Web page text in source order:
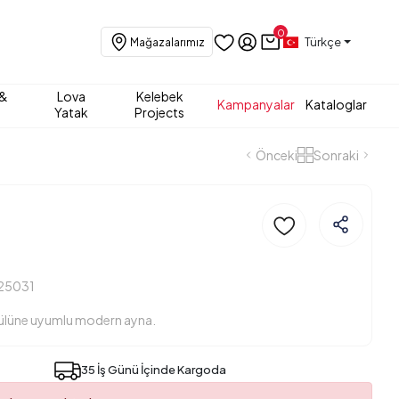
Mağazalarımız
0
Türkçe
Lova
Yatak
Kelebek
Projects
Kampanyalar Kataloglar
Önceki Sonraki
uyumlu modern ayna.
35 İş Günü İçinde Kargoda